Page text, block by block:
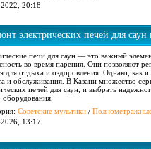
20:18
электрических печей для
печи для саун — это важный
во время парения. Они позволяют
для отдыха и оздоровления. Однако,
и обслуживания. В Казани множество
печей для саун, и выбрать
оборудования.
Советские мультики /
13:17